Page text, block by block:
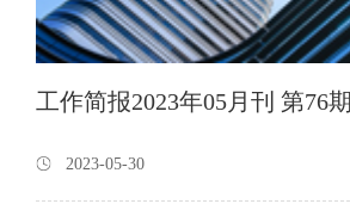
工作简报2023年05月刊 第76期
2023-05-30